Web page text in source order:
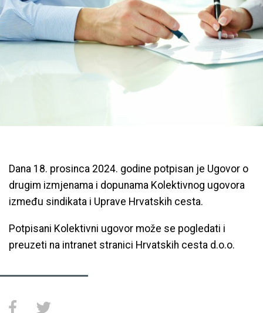
Dana 18. prosinca 2024. godine potpisan je Ugovor o
drugim izmjenama i dopunama Kolektivnog ugovora
između sindikata i Uprave Hrvatskih cesta.
Potpisani Kolektivni ugovor može se pogledati i
preuzeti na intranet stranici Hrvatskih cesta d.o.o.